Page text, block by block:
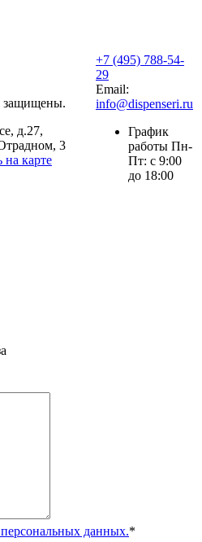
защищены.
д.27,
3
на карте
+7 (495) 788-54-
29
Email:
info@dispenseri.ru
График
работы Пн-
Пт: с 9:00
до 18:00
данных.*